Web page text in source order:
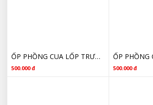
ỐP PHỒNG CUA LỐP TRƯỚC PHẢI VINFAST FADIL 42552646 CHÍNH HÃNG GIÁ TỐT
500.000 đ 500.000 đ